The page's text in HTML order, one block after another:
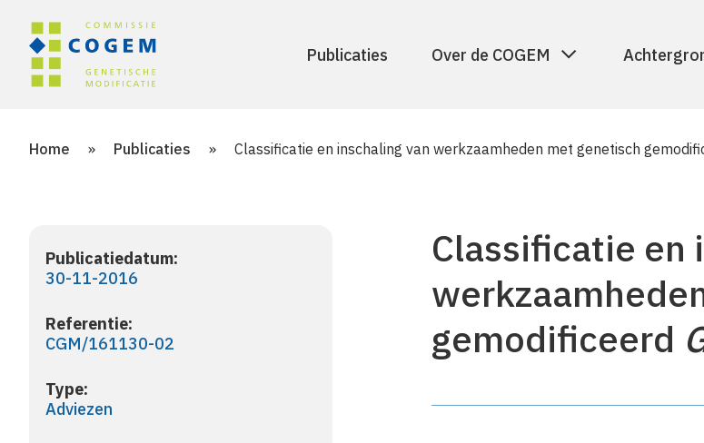
Publicaties Over de COGEM
Home » Publicaties » Classificatie en inschaling van werkzaamheden met genetisch
Publicatiedatum:
30-11-2016
Referentie:
CGM/161130-02
Type:
Adviezen
Classificatie en
gemodificeerd